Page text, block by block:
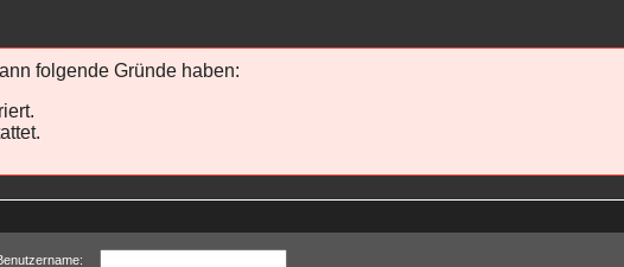
folgende Gründe haben: